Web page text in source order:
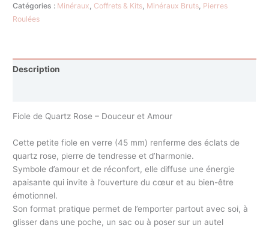
Catégories : Minéraux Coffrets & Kits Minéraux Bruts Pierres
Roulées
Description
Fiole de Quartz Rose – Douceur et Amour
Cette petite fiole en verre (45 mm) renferme des éclats de
quartz rose, pierre de tendresse et d’harmonie.
Symbole d’amour et de réconfort, elle diffuse une énergie
apaisante qui invite à l’ouverture du cœur et au bien-être
émotionnel.
Son format pratique permet de l’emporter partout avec soi, à
glisser dans une poche, un sac ou à poser sur un autel